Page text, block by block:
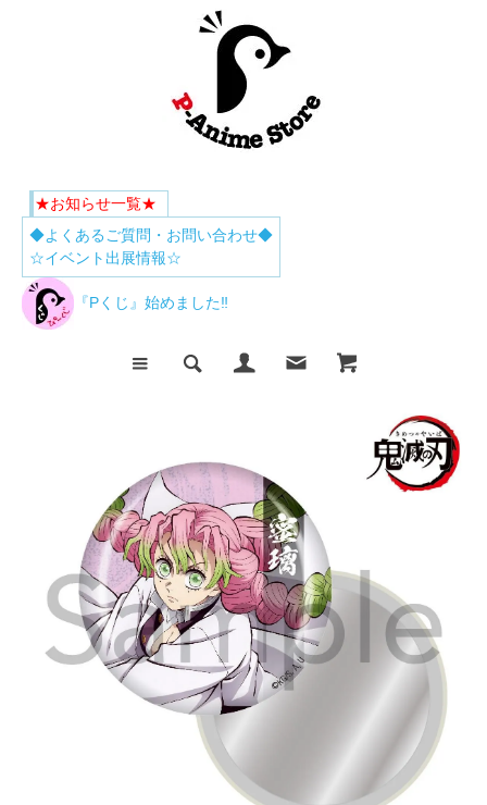
★お知らせ一覧★
◆よくあるご質問・お問い合わせ◆
☆イベント出展情報☆
『Pくじ』始めました‼